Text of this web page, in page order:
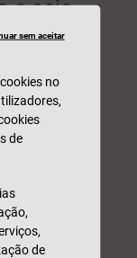
e seja
um
sem aceitar
no
de
de